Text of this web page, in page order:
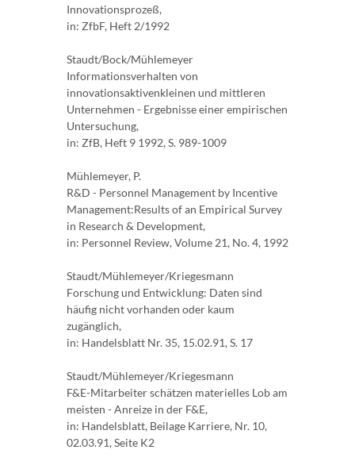
Innovationsprozeß,
in: ZfbF, Heft 2/1992
Staudt/Bock/Mühlemeyer
Informationsverhalten von
innovationsaktivenkleinen und mittleren
Unternehmen - Ergebnisse einer empirischen
Untersuchung,
in: ZfB, Heft 9 1992, S. 989-1009
Mühlemeyer, P.
R&D - Personnel Management by Incentive
Management:Results of an Empirical Survey
in Research & Development,
in: Personnel Review, Volume 21, No. 4, 1992
Staudt/Mühlemeyer/Kriegesmann
Forschung und Entwicklung: Daten sind
häufig nicht vorhanden oder kaum
zugänglich,
in: Handelsblatt Nr. 35, 15.02.91, S. 17
Staudt/Mühlemeyer/Kriegesmann
F&E-Mitarbeiter schätzen materielles Lob am
meisten - Anreize in der F&E,
in: Handelsblatt, Beilage Karriere, Nr. 10,
02.03.91, Seite K2